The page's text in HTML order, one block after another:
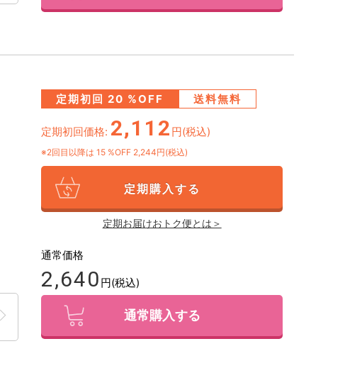
定期初回 20 %OFF 送料無料
定期初回価格: 2,112 円(税込)
※2回目以降は 15 %OFF 2,244円(税込)
定期購入する
定期お届けおトク便とは＞
通常価格
2,640 円(税込)
通常購入する